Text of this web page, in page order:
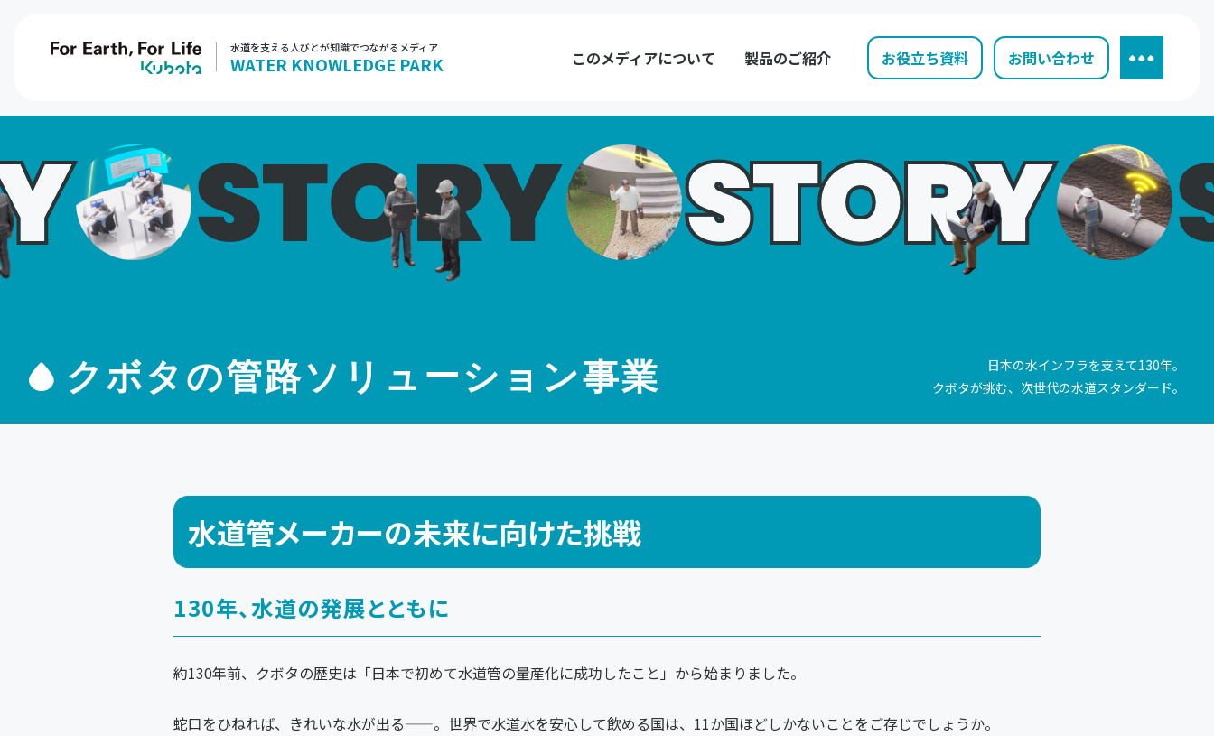
水道を支える人びとが知識でつながるメディア
WATER KNOWLEDGE PARK このメディアについて 製品のご紹介 お役立ち資料 お問い合わせ
日本の水インフラを支えて130年。
クボタが挑む、次世代の水道スタンダード。
クボタの管路ソリューション事業
水道管メーカーの未来に向けた挑戦
130年、水道の発展とともに
約130年前、クボタの歴史は「日本で初めて水道管の量産化に成功したこと」から始まりました。
蛇口をひねれば、きれいな水が出る——。世界で水道水を安心して飲める国は、11か国ほどしかないことをご存じでしょうか。